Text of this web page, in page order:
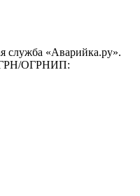
служба «Аварийка.ру».
ОГРНИП: